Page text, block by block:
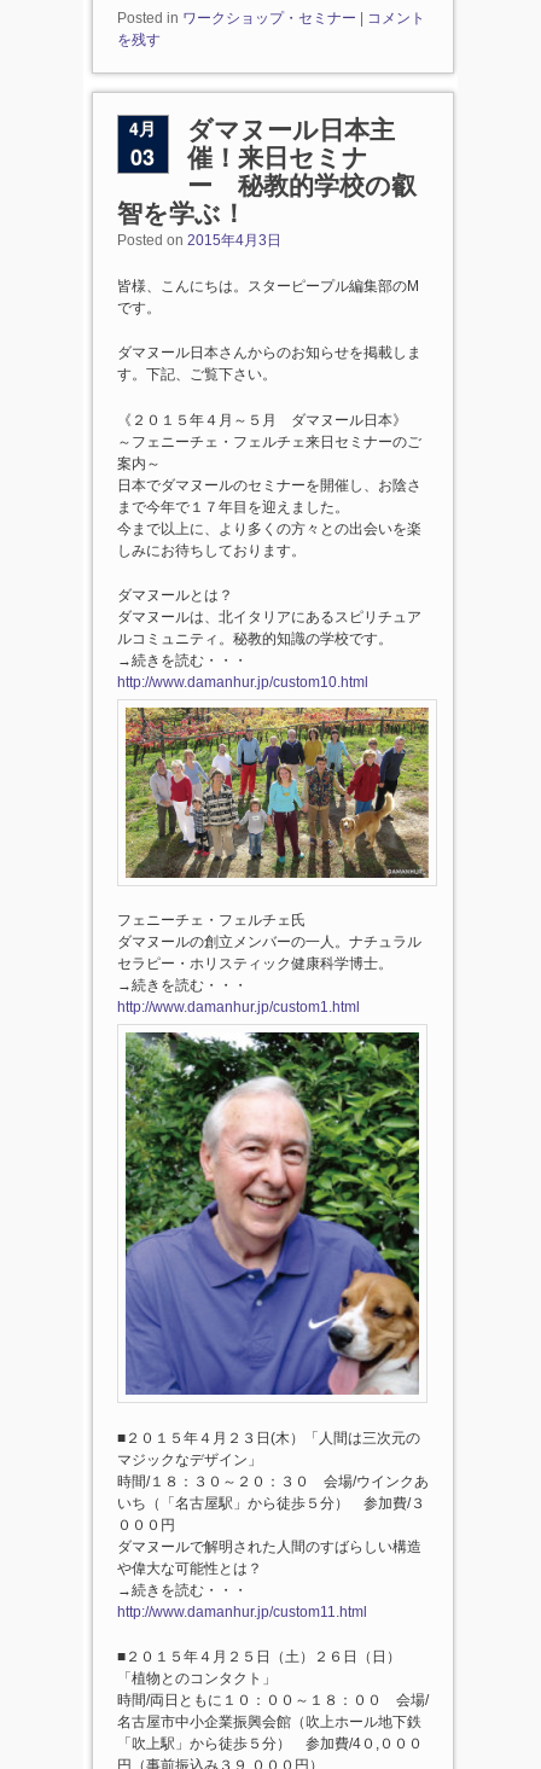
Posted in ワークショップ・セミナー
コメント
を残す
4月
03
ダマヌール日本主
催！来日セミナ
ー 秘教的学校の叡
智を学ぶ！
Posted on 2015年4月3日
皆様、こんにちは。スターピープル編集部のM
です。
ダマヌール日本さんからのお知らせを掲載しま
す。下記、ご覧下さい。
《２０１５年４月～５月 ダマヌール日本》
～フェニーチェ・フェルチェ来日セミナーのご
案内～
日本でダマヌールのセミナーを開催し、お陰さ
まで今年で１７年目を迎えました。
今まで以上に、より多くの方々との出会いを楽
しみにお待ちしております。
ダマヌールとは？
ダマヌールは、北イタリアにあるスピリチュア
ルコミュニティ。秘教的知識の学校です。
→続きを読む・・・
http://www.damanhur.jp/custom10.html
フェニーチェ・フェルチェ氏
ダマヌールの創立メンバーの一人。ナチュラル
セラピー・ホリスティック健康科学博士。
→続きを読む・・・
http://www.damanhur.jp/custom1.html
■２０１５年４月２３日(木）「人間は三次元の
マジックなデザイン」
時間/１８：３０～２０：３０ 会場/ウインクあ
いち（「名古屋駅」から徒歩５分） 参加費/３
０００円
ダマヌールで解明された人間のすばらしい構造
や偉大な可能性とは？
→続きを読む・・・
http://www.damanhur.jp/custom11.html
■２０１５年４月２５日（土）２６日（日）
「植物とのコンタクト」
時間/両日ともに１０：００～１８：００ 会場/
名古屋市中小企業振興会館（吹上ホール地下鉄
「吹上駅」から徒歩５分） 参加費/4０,０００
円（事前振込み３９,０００円）